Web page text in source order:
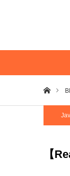
ホーム
【